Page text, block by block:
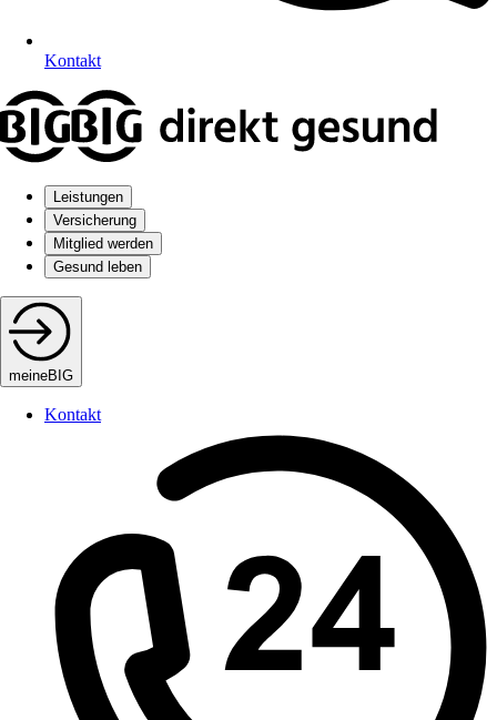
Kontakt
Leistungen
Versicherung
Mitglied werden
Gesund leben
meineBIG
Kontakt